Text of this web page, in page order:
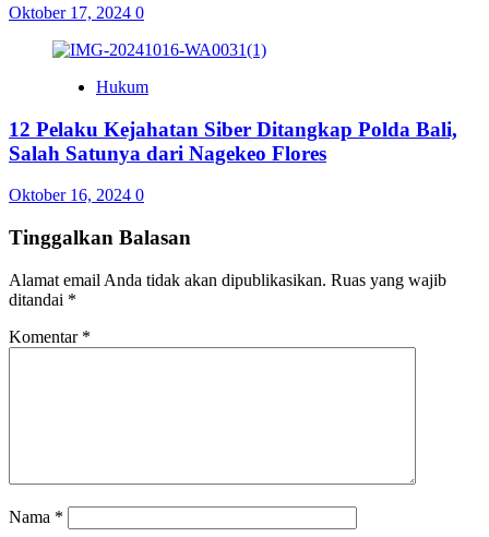
Oktober 17, 2024 0
Hukum
12 Pelaku Kejahatan Siber Ditangkap Polda Bali,
Salah Satunya dari Nagekeo Flores
Oktober 16, 2024 0
Tinggalkan Balasan
Alamat email Anda tidak akan dipublikasikan. Ruas yang wajib
ditandai *
Komentar *
Nama *